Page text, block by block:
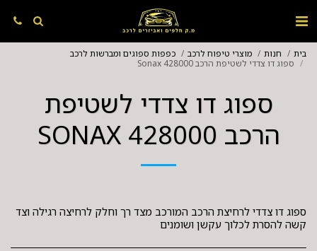
בית חנות מוצרי טיפוח לרכב
כפפות ספוגים ומברשות לרכב
ספוג דו צדדי לשטיפת הרכב Sonax 428000
ספוג דו צדדי לשטיפת
הרכב SONAX 428000
ספוג דו צדדי לרחיצת הרכב המורכב מצד רך וחלק לרחיצה רגילה וצד
קשה להסרת לכלוך עקשן ושומנים